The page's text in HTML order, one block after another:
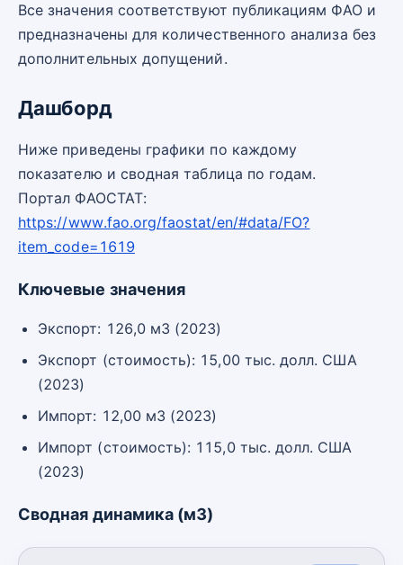
Все значения соответствуют публикациям ФАО и
предназначены для количественного анализа без
дополнительных допущений.
Дашборд
Ниже приведены графики по каждому
показателю и сводная таблица по годам.
Портал ФАОСТАТ:
https://www.fao.org/faostat/en/#data/FO?
item_code=1619
Ключевые значения
Экспорт: 126,0 м3 (2023)
Экспорт (стоимость): 15,00 тыс. долл. США
(2023)
Импорт: 12,00 м3 (2023)
Импорт (стоимость): 115,0 тыс. долл. США
(2023)
Сводная динамика (м3)